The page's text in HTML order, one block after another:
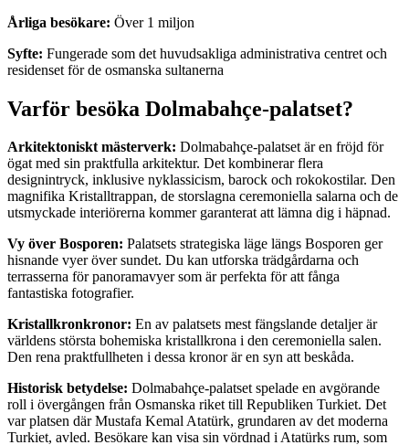
Årliga besökare: Över 1 miljon
Syfte: Fungerade som det huvudsakliga administrativa centret och
residenset för de osmanska sultanerna
Varför besöka Dolmabahçe-palatset?
Arkitektoniskt mästerverk: Dolmabahçe-palatset är en fröjd för
ögat med sin praktfulla arkitektur. Det kombinerar flera
designintryck, inklusive nyklassicism, barock och rokokostilar. Den
magnifika Kristalltrappan, de storslagna ceremoniella salarna och de
utsmyckade interiörerna kommer garanterat att lämna dig i häpnad.
Vy över Bosporen: Palatsets strategiska läge längs Bosporen ger
hisnande vyer över sundet. Du kan utforska trädgårdarna och
terrasserna för panoramavyer som är perfekta för att fånga
fantastiska fotografier.
Kristallkronkronor: En av palatsets mest fängslande detaljer är
världens största bohemiska kristallkrona i den ceremoniella salen.
Den rena praktfullheten i dessa kronor är en syn att beskåda.
Historisk betydelse: Dolmabahçe-palatset spelade en avgörande
roll i övergången från Osmanska riket till Republiken Turkiet. Det
var platsen där Mustafa Kemal Atatürk, grundaren av det moderna
Turkiet, avled. Besökare kan visa sin vördnad i Atatürks rum, som